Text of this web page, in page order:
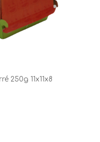
11x11x8